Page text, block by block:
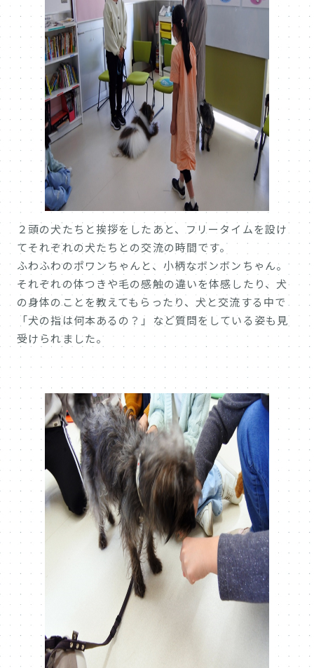
２頭の犬たちと挨拶をしたあと、フリータイムを設け
てそれぞれの犬たちとの交流の時間です。
ふわふわのポワンちゃんと、小柄なボンボンちゃん。
それぞれの体つきや毛の感触の違いを体感したり、犬
の身体のことを教えてもらったり、犬と交流する中で
「犬の指は何本あるの？」など質問をしている姿も見
受けられました。